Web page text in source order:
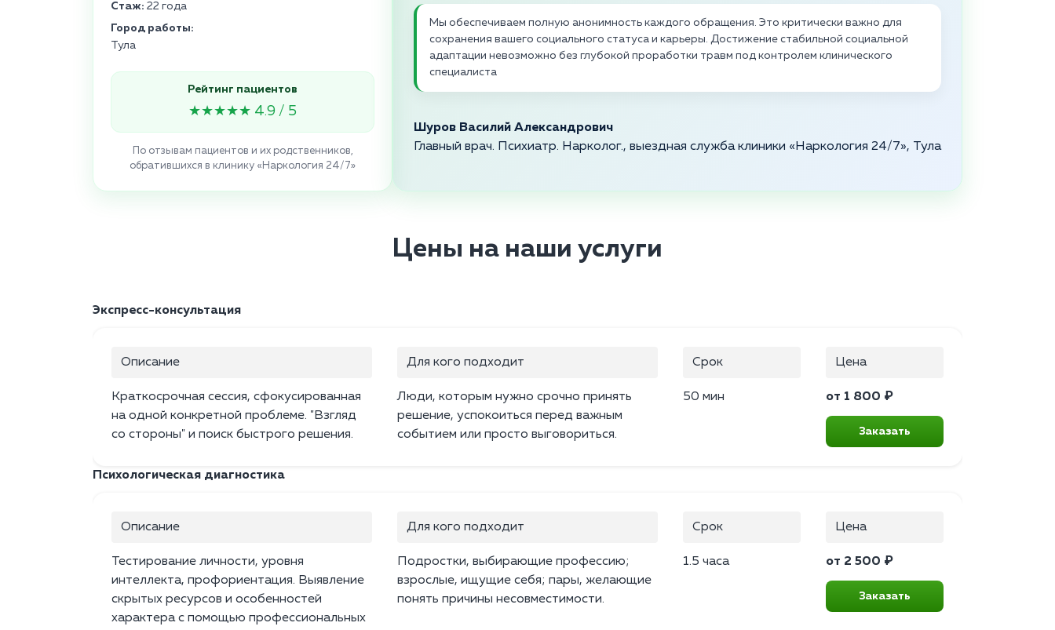
Стаж: 22 года
Город работы:
Тула
Рейтинг пациентов
★★★★★ 4.9 / 5
По отзывам пациентов и их родственников,
обратившихся в клинику «Наркология 24/7»
Мы обеспечиваем полную анонимность каждого обращения. Это критически важно для
сохранения вашего социального статуса и карьеры. Достижение стабильной социальной
адаптации невозможно без глубокой проработки травм под контролем клинического
специалиста
Шуров Василий Александрович
Главный врач. Психиатр. Нарколог., выездная служба клиники «Наркология 24/7», Тула
Цены на наши услуги
Экспресс-консультация
Описание
Краткосрочная сессия, сфокусированная
на одной конкретной проблеме. "Взгляд
со стороны" и поиск быстрого решения.
Для кого подходит
Люди, которым нужно срочно принять
решение, успокоиться перед важным
событием или просто выговориться.
Срок
50 мин
Цена
от 1 800 ₽
Заказать
Психологическая диагностика
Описание
Тестирование личности, уровня
интеллекта, профориентация. Выявление
скрытых ресурсов и особенностей
характера с помощью профессиональных
Для кого подходит
Подростки, выбирающие профессию;
взрослые, ищущие себя; пары, желающие
понять причины несовместимости.
Срок
1.5 часа
Цена
от 2 500 ₽
Заказать